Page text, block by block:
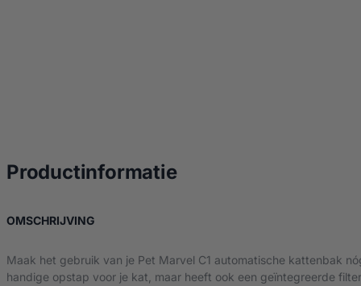
Productinformatieover Pet Marvel C1
OMSCHRIJVING
Maak het gebruik van je Pet Marvel C1 automatische kattenbak
handige opstap voor je kat, maar heeft ook een geïntegreerde